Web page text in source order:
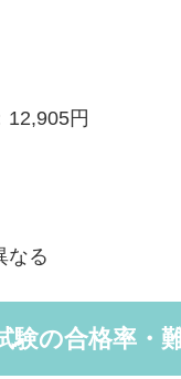
12,905円
なる
験の合格率・